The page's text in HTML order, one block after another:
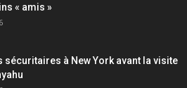
« amis »
sécuritaires à New York avant la visite